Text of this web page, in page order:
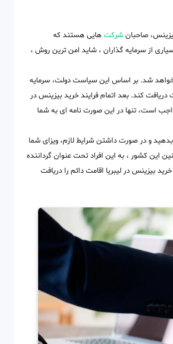
صاحبانشرکت هایی هستند که
از سرمایه گذاران ، شاید امن ترین روش ،
خواهد شد. بر اساس این سیاست دولت، سرمایه
کند. بعد اتمام فرایند خرید بیزینس در
واجب است، تنها در این صورت نامه ای به شما
بدهید و در صورت داشتن شرایط لازم، ویزای شما
۶ ماه به طول می انجامد. طبق قوانین این کشور ، به این افراد تحت عنوان گرداننده
بیزینس در لیبریا اقامت دائم را دریافت